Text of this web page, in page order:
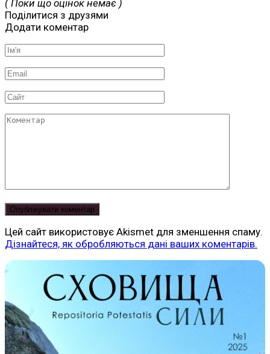
( Поки що оцінок немає )
Поділитися з друзями
Додати коментар
Ім'я
Email
Сайт
Коментар
Цей сайт використовує Akismet для зменшення спаму.
Дізнайтеся, як обробляються дані ваших коментарів.